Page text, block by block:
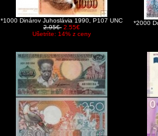
*1000 Dinárov Juhoslávia 1990, P107 UNC
2.95€ 2.55€
Ušetríte: 14% z ceny
*2000